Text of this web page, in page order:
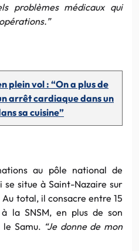
problèmes médicaux qui
plein vol : “On a plus de
arrêt cardiaque dans un
sa cuisine”
au pôle national de
se situe à Saint-Nazaire sur
Au total, il consacre entre 15
la SNSM, en plus de son
Samu. “Je donne de mon